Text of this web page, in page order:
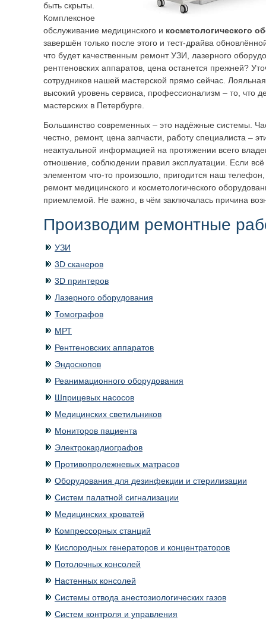
быть скрыты.
Комплексное
обслуживание медицинского и косметологического
завершён только после этого и тест-драйва
что будет качественным ремонт УЗИ, лазерного
рентгеновских аппаратов, цена останется прежней?
сотрудников нашей мастерской прямо сейчас.
высокий уровень сервиса, профессионализм – то, что
мастерских в Петербурге.
Большинство современных – это надёжные системы.
честно, ремонт, цена запчасти, работу специалиста –
неактуальной информацией на протяжении всего
отношение, соблюдении правил эксплуатации. Если
элементом что-то произошло, пригодится наш телефон,
ремонт медицинского и косметологического
приемлемой. Не важно, в чём заключалась причина
Производим ремонтные
УЗИ
3D сканеров
3D принтеров
Лазерного оборудования
Томографов
МРТ
Рентгеновских аппаратов
Эндоскопов
Реанимационного оборудования
Шприцевых насосов
Медицинских светильников
Мониторов пациента
Электрокардиографов
Противопролежневых матрасов
Оборудования для дезинфекции и стерилизации
Систем палатной сигнализации
Медицинских кроватей
Компрессорных станций
Кислородных генераторов и концентраторов
Потолочных консолей
Настенных консолей
Системы отвода анестозиологических газов
Систем контроля и управления